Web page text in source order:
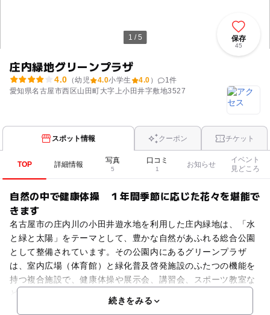
1 / 5
庄内緑地グリーンプラザ
4.0 （幼児 4.0小学生 4.0 ） 1件
愛知県名古屋市西区山田町大字上小田井字敷地3527
保存
45
スポット情報 クーポン チケット
TOP 詳細情報 写真
5
口コミ
1
お知らせ
イベント
見どころ
自然の中で健康体操 １年間季節に応じた花々を堪能で
きます
名古屋市の庄内川の小田井遊水地を利用した庄内緑地は、「水
と緑と太陽」をテーマとして、豊かな自然があふれる総合公園
として整備されています。その公園内にあるグリーンプラザ
は、室内広場（体育館）と緑化普及啓発施設のふたつの機能を
持つ複合施設で、健康体操や展示会、講習会、スポーツ教室な
ど
続きをみる